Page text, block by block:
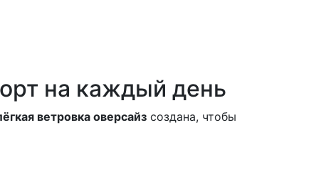
на каждый день
ветровка оверсайз создана, чтобы